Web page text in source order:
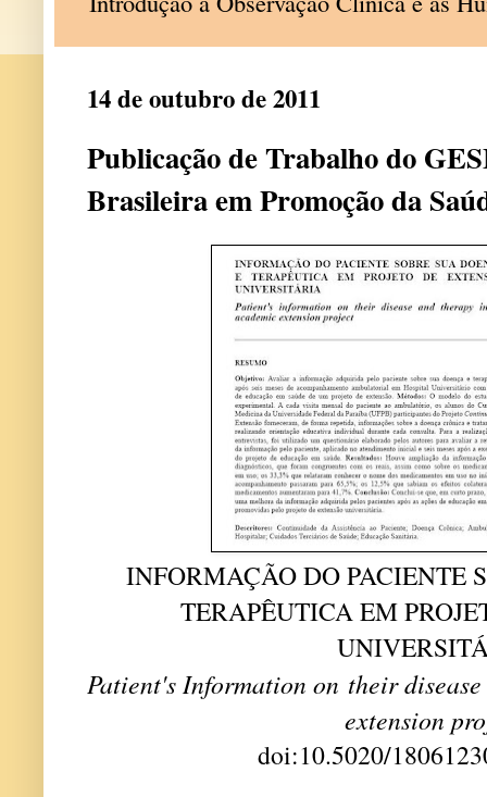
14 de outubro de 2011
Publicação de Trabalho do
Brasileira em Promoção da
INFORMAÇÃO DO PACIENTE
TERAPÊUTICA EM
Patient's Information on their
extension
doi:10.5020/